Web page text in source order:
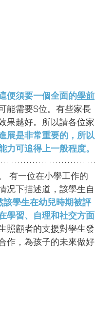
便須要一個全面的學前
能需要S位。有些家長
果越好。所以請各位家
展是非常重要的，所以
可追得上一般程度。
有一位在小學工作的
况下描述道，該學生自
該學生在幼兒時期被評
學習、自理和社交方面
照顧者的支援對學生發
作，為孩子的未來做好